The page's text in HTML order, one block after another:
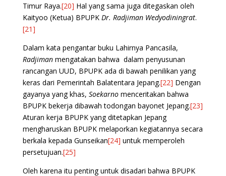
Timur Raya.[20] Hal yang sama juga ditegaskan oleh
Kaityoo (Ketua) BPUPK Dr. Radjiman Wedyodiningrat.
[21]
Dalam kata pengantar buku Lahirnya Pancasila,
Radjimanmengatakan bahwa dalam penyusunan
rancangan UUD, BPUPK ada di bawah penilikan yang
keras dari Pemerintah Balatentara Jepang.[22] Dengan
gayanya yang khas, Soekarnomenceritakan bahwa
BPUPK bekerja dibawah todongan bayonet Jepang.[23]
Aturan kerja BPUPK yang ditetapkan Jepang
mengharuskan BPUPK melaporkan kegiatannya secara
berkala kepada Gunseikan[24] untuk memperoleh
persetujuan.[25]
Oleh karena itu penting untuk disadari bahwa BPUPK